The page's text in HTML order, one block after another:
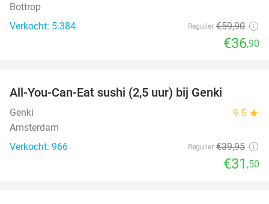
Bottrop
Verkocht: 5.384
Regulier €59,90
€36,90
All-You-Can-Eat sushi (2,5 uur) bij Genki
Genki 9.5 star
Amsterdam
Verkocht: 966
Regulier €39,95
€31 ,50